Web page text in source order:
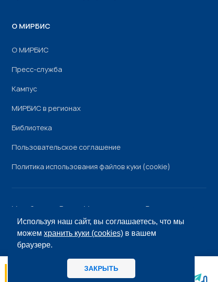
Используя наш сайт, вы соглашаетесь, что мы
можемхранить куки (cookies) в вашем
браузере.
ЗАКРЫТЬ
О МИРБИС
О МИРБИС
Пресс-служба
Кампус
МИРБИС в регионах
Библиотека
Пользовательское соглашение
Политика использования файлов куки (cookie)
Минобрнауки России Минпросвещения России
РоскомнадзорРособрнадзор
© «МИРБИС», 2026